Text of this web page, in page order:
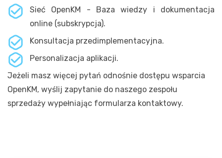
Sieć OpenKM - Baza wiedzy i dokumentacja
online (subskrypcja).
Konsultacja przedimplementacyjna.
Personalizacja aplikacji.
Jeżeli masz więcej pytań odnośnie dostępu wsparcia
OpenKM, wyślij zapytanie do naszego zespołu
sprzedaży wypełniając formularza kontaktowy.